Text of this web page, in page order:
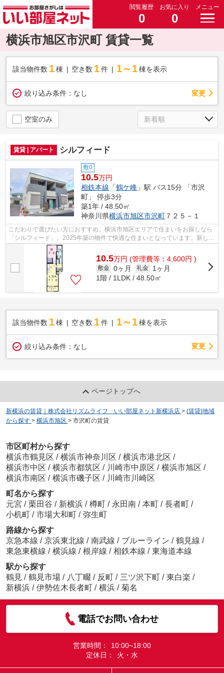
閲覧履歴
0
お気に入り
0
メニュー
横浜市旭区市沢町 賃貸一覧
該当物件数 1棟 空き数 1 件 1～1 棟を表示
絞り込み条件： なし 変更
空室のみ
賃貸 | アパート シルフィード
敷0
10.5万円
相鉄本線 「鶴ケ峰 」駅 バス15分 「市沢
町」 停歩3分
築1年 / 48.50㎡
神奈川県横浜市旭区市沢町 ７２５－１
こだわりで選びたい方におすすめ。横浜市旭区エリアで住まいをお探しなら
「シルフィード」。2025年築の物件で快適な住まいとなっています。新しい
生活にお勧めなのが、こちらのアパー...
10.5万円 (管理費等：4,600円 )
敷金 0ヶ月 礼金
1ヶ月
1階 / 1LDK / 48.50㎡
該当物件数 1棟 空き数 1 件 1～1 棟を表示
絞り込み条件： なし 変更
ページトップへ
新横浜の賃貸｜株式会社リズムライフ いい部屋ネット新横浜店 > (賃貸)地域
から探す > 横浜市旭区 > 市沢町の賃貸
市区町村から探す
横浜市鶴見区 / 横浜市神奈川区 / 横浜市港北区 /
横浜市中区 / 横浜市都筑区 / 川崎市中原区 / 横浜市旭区 /
横浜市南区 / 横浜市磯子区 / 川崎市川崎区
町名から探す
元宮 / 栗田谷 / 新横浜 / 樽町 / 永田南 / 本町 / 長者町 /
小机町 / 市場大和町 / 弥生町
路線から探す
京急本線 / 京浜東北線 / 南武線 / ブルーライン / 鶴見線 /
東急東横線 / 横浜線 / 根岸線 / 相鉄本線 / 東海道本線
駅から探す
鶴見 / 鶴見市場 / 八丁畷 / 反町 / 三ツ沢下町 / 東白楽 /
新横浜 / 伊勢佐木長者町 / 横浜 / 菊名
電話でお問い合わせ
営業時間：
10:00~18:00
定休日：
火・水